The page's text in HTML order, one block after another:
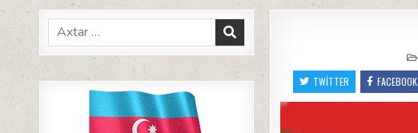
TWITTER
FACEBOOK
Search
for: